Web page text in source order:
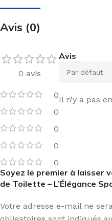
Avis (0)
0 avis
0
0
0
0
0
Avis
Il n’y a pas
Soyez le premier à laisser
de Toilette – L’Élégance
Votre adresse e-mail ne